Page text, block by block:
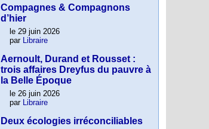
Compagnes & Compagnons
d’hier
le 29 juin 2026
par Libraire
Aernoult, Durand et Rousset :
trois affaires Dreyfus du pauvre à
la Belle Époque
le 26 juin 2026
par Libraire
Deux écologies irréconciliables